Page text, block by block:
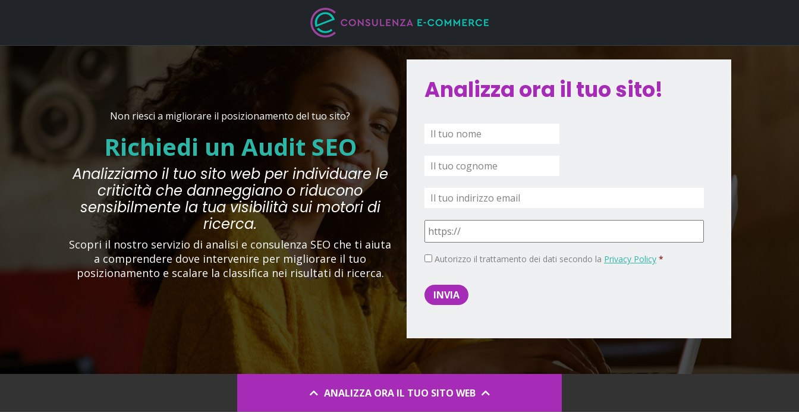
Non riesci a migliorare il posizionamento del tuo sito?
Richiedi un Audit SEO
Analizziamo il tuo sito web per individuare le
criticità che danneggiano o riducono
sensibilmente la tua visibilità sui motori di
ricerca.
Scopri il nostro servizio di analisi e consulenza SEO che ti aiuta
a comprendere dove intervenire per migliorare il tuo
posizionamento e scalare la classifica nei risultati di ricerca.
Analizza ora il tuo sito!
Sito
da
analizzare *
Consenso
*
Autorizzo il trattamento dei dati secondo la Privacy Policy *
ANALIZZA ORA IL TUO SITO WEB